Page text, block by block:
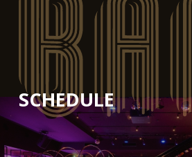
SCHEDULE